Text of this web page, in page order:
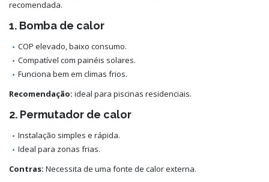
recomendada.
1. Bomba de calor
COP elevado, baixo consumo.
Compatível com painéis solares.
Funciona bem em climas frios.
Recomendação: ideal para piscinas residenciais.
2. Permutador de calor
Instalação simples e rápida.
Ideal para zonas frias.
Contras: Necessita de uma fonte de calor externa.